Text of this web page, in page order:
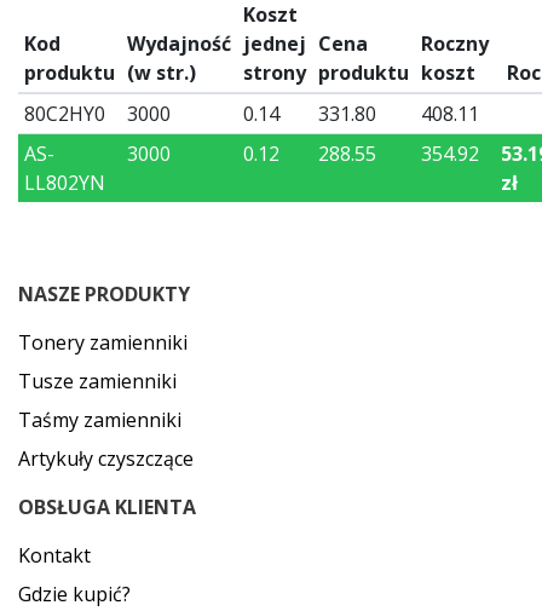
Kod
produktu
Wydajność
(w str.)
Koszt
jednej
strony
Cena
produktu
Roczny
koszt
80C2HY0
3000 0.14 331.80
408.11
AS-
LL802YN
3000 0.12 288.55 354.92
zł
NASZE PRODUKTY
Tonery zamienniki
Tusze zamienniki
Taśmy zamienniki
Artykuły czyszczące
OBSŁUGA KLIENTA
Kontakt
Gdzie kupić?